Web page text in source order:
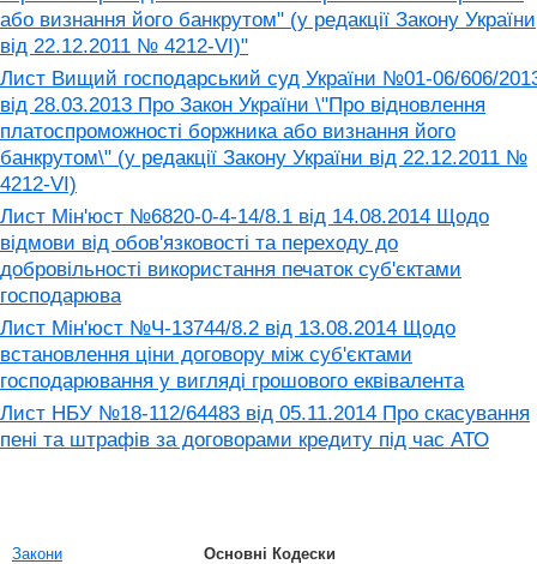
або визнання його банкрутом" (у редакції Закону України
від 22.12.2011 № 4212-VI)"
Лист Вищий господарський суд України №01-06/606/
від 28.03.2013 Про Закон України \"Про відновлення
платоспроможності боржника або визнання його
банкрутом\" (у редакції Закону України від 22.12.2011 №
4212-VI)
Лист Мін'юст №6820-0-4-14/8.1 від 14.08.2014 Щодо
відмови від обов'язковості та переходу до
добровільності використання печаток суб'єктами
господарюва
Лист Мін'юст №Ч-13744/8.2 від 13.08.2014 Щодо
встановлення ціни договору між суб'єктами
господарювання у вигляді грошового еквівалента
Лист НБУ №18-112/64483 від 05.11.2014 Про скасування
пені та штрафів за договорами кредиту під час АТО
Закони
Основні Кодески